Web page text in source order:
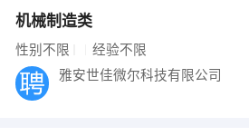
网络IT
快递员
机械制造类
性别不限 经验不限
雅安世佳微尔科技有限公司